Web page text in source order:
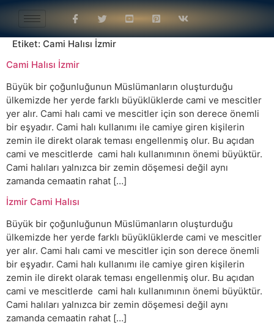
Etiket: Cami Halısı İzmir
Cami Halısı İzmir
Büyük bir çoğunluğunun Müslümanların oluşturduğu
ülkemizde her yerde farklı büyüklüklerde cami ve mescitler
yer alır. Cami halı cami ve mescitler için son derece önemli
bir eşyadır. Cami halı kullanımı ile camiye giren kişilerin
zemin ile direkt olarak teması engellenmiş olur. Bu açıdan
cami ve mescitlerde cami halı kullanımının önemi büyüktür.
Cami halıları yalnızca bir zemin döşemesi değil aynı
zamanda cemaatin rahat […]
İzmir Cami Halısı
Büyük bir çoğunluğunun Müslümanların oluşturduğu
ülkemizde her yerde farklı büyüklüklerde cami ve mescitler
yer alır. Cami halı cami ve mescitler için son derece önemli
bir eşyadır. Cami halı kullanımı ile camiye giren kişilerin
zemin ile direkt olarak teması engellenmiş olur. Bu açıdan
cami ve mescitlerde cami halı kullanımının önemi büyüktür.
Cami halıları yalnızca bir zemin döşemesi değil aynı
zamanda cemaatin rahat […]